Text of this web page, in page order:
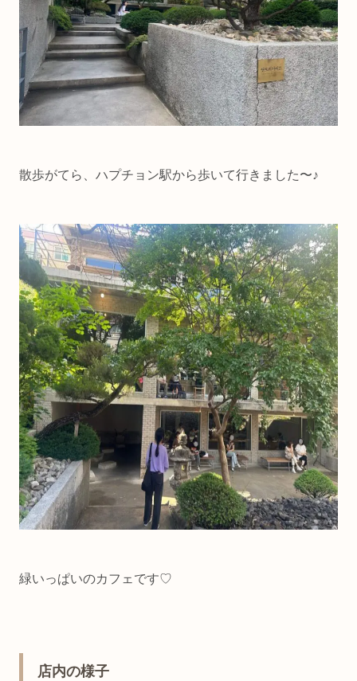
散歩がてら、ハプチョン駅から歩いて行きました〜♪
緑いっぱいのカフェです♡
店内の様子